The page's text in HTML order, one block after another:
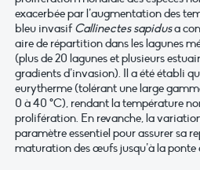
exacerbée par l’augmentation des
bleu invasifCallinectes sapidusa
aire de répartition dans les lagunes
(plus de 20 lagunes et plusieurs
gradients d’invasion). Il a été établi
eurytherme (tolérant une large
0 à 40 °C), rendant la température
prolifération. En revanche, la
paramètre essentiel pour assurer sa
maturation des œufs jusqu’à la ponte